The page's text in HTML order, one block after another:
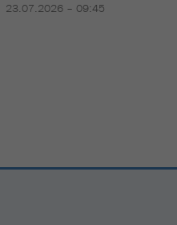
23.07.2026 – 09:45